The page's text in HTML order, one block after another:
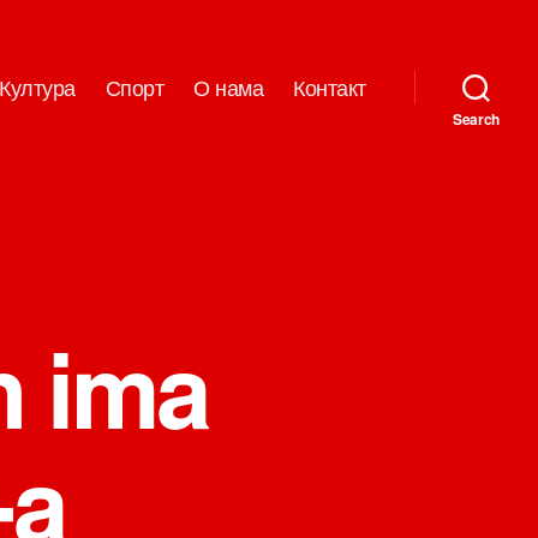
Култура Спорт О нама Контакт
Search
ima